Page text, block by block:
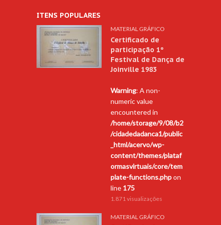
ITENS POPULARES
MATERIAL GRÁFICO
Certificado de
participação 1º
Festival de Dança de
Joinville 1983
Warning: A non-
numeric value
encountered in
/home/storage/9/08/b2
/cidadedadanca1/public
_html/acervo/wp-
content/themes/plataf
ormasvirtuais/core/tem
plate-functions.phpon
line 175
1.871 visualizações
MATERIAL GRÁFICO